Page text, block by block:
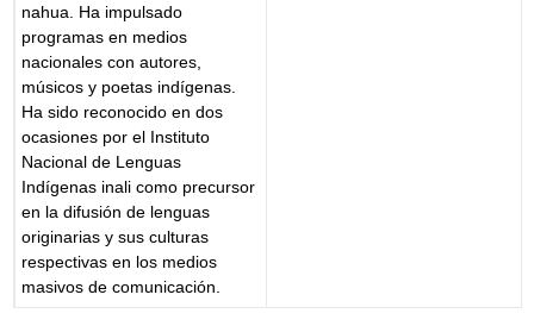
nahua. Ha impulsado
programas en medios
nacionales con autores,
músicos y poetas indígenas.
Ha sido reconocido en dos
ocasiones por el Instituto
Nacional de Lenguas
Indígenas inali como precursor
en la difusión de lenguas
originarias y sus culturas
respectivas en los medios
masivos de comunicación.